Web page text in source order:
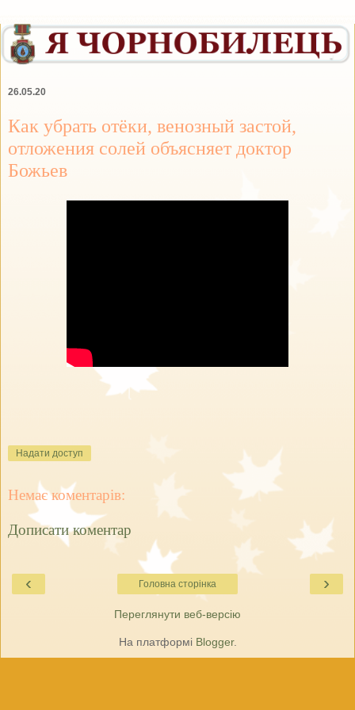
26.05.20
Как убрать отёки, венозный застой,
отложения солей объясняет доктор
Божьев
Надати доступ
Немає коментарів:
Дописати коментар
‹ ›
Головна сторінка
Переглянути веб-версію
На платформі Blogger.